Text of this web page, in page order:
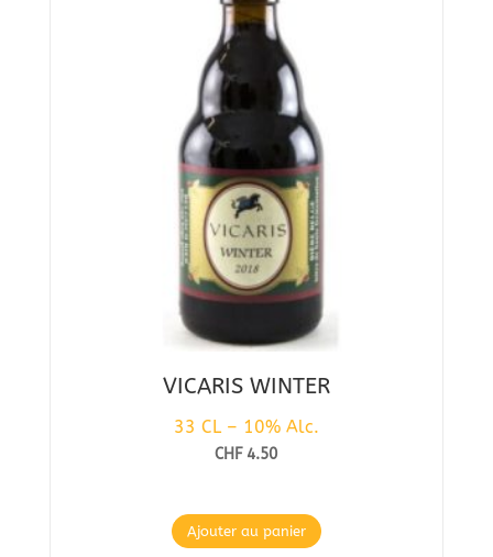
VICARIS WINTER
33 CL – 10% Alc.
CHF4.50
Ajouter au panier